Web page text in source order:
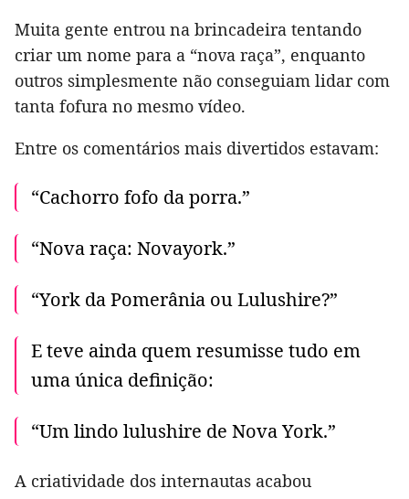
Muita gente entrou na brincadeira tentando
criar um nome para a “nova raça”, enquanto
outros simplesmente não conseguiam lidar com
tanta fofura no mesmo vídeo.
Entre os comentários mais divertidos estavam:
“Cachorro fofo da porra.”
“Nova raça: Novayork.”
“York da Pomerânia ou Lulushire?”
E teve ainda quem resumisse tudo em
uma única definição:
“Um lindo lulushire de Nova York.”
A criatividade dos internautas acabou